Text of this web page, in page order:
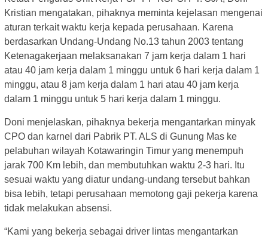
Kristian mengatakan, pihaknya meminta kejelasan mengenai
aturan terkait waktu kerja kepada perusahaan. Karena
berdasarkan Undang-Undang No.13 tahun 2003 tentang
Ketenagakerjaan melaksanakan 7 jam kerja dalam 1 hari
atau 40 jam kerja dalam 1 minggu untuk 6 hari kerja dalam 1
minggu, atau 8 jam kerja dalam 1 hari atau 40 jam kerja
dalam 1 minggu untuk 5 hari kerja dalam 1 minggu.
Doni menjelaskan, pihaknya bekerja mengantarkan minyak
CPO dan karnel dari Pabrik PT. ALS di Gunung Mas ke
pelabuhan wilayah Kotawaringin Timur yang menempuh
jarak 700 Km lebih, dan membutuhkan waktu 2-3 hari. Itu
sesuai waktu yang diatur undang-undang tersebut bahkan
bisa lebih, tetapi perusahaan memotong gaji pekerja karena
tidak melakukan absensi.
“Kami yang bekerja sebagai driver lintas mengantarkan